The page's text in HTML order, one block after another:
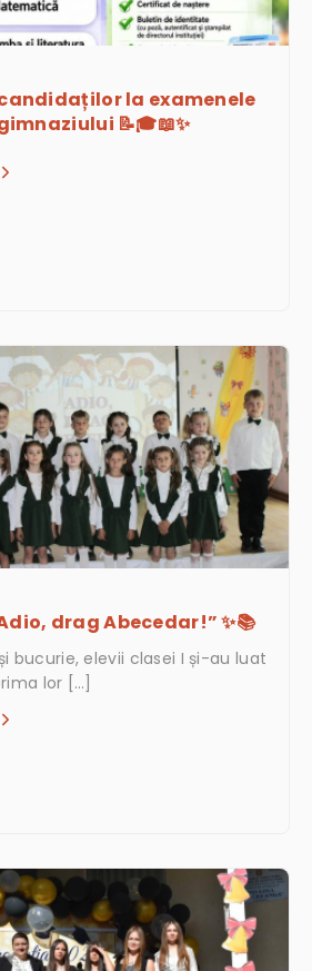
la examenele
📝🎓📖✨
drag Abecedar!” ✨📚
bucurie, elevii clasei I și-au luat
lor […]